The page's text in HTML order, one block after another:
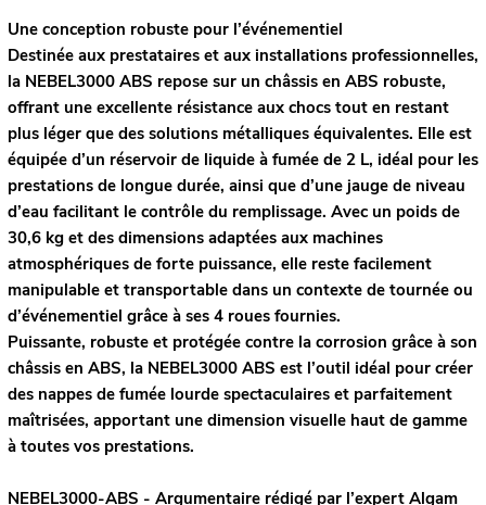
Une conception robuste pour l’événementiel
Destinée aux prestataires et aux installations professionnelles,
la NEBEL3000 ABS repose sur un châssis en ABS robuste,
offrant une excellente résistance aux chocs tout en restant
plus léger que des solutions métalliques équivalentes. Elle est
équipée d’un réservoir de liquide à fumée de 2 L, idéal pour les
prestations de longue durée, ainsi que d’une jauge de niveau
d’eau facilitant le contrôle du remplissage. Avec un poids de
30,6 kg et des dimensions adaptées aux machines
atmosphériques de forte puissance, elle reste facilement
manipulable et transportable dans un contexte de tournée ou
d’événementiel grâce à ses 4 roues fournies.
Puissante, robuste et protégée contre la corrosion grâce à son
châssis en ABS, la NEBEL3000 ABS est l’outil idéal pour créer
des nappes de fumée lourde spectaculaires et parfaitement
maîtrisées, apportant une dimension visuelle haut de gamme
à toutes vos prestations.
NEBEL3000-ABS - Argumentaire rédigé par l’expert Algam